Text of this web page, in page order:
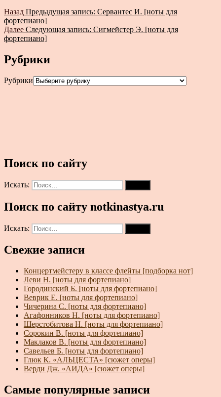
Назад Предыдущая запись: Сервантес И. [ноты для
фортепиано]
Далее Следующая запись: Сигмейстер Э. [ноты для
фортепиано]
Рубрики
Рубрики
Поиск по сайту
Искать:
Поиск по сайту notkinastya.ru
Искать:
Свежие записи
Концертмейстеру в классе флейты [подборка нот]
Леви Н. [ноты для фортепиано]
Городинский Б. [ноты для фортепиано]
Веврик Е. [ноты для фортепиано]
Чичерина С. [ноты для фортепиано]
Агафонников Н. [ноты для фортепиано]
Шерстобитова Н. [ноты для фортепиано]
Сорокин В. [ноты для фортепиано]
Маклаков В. [ноты для фортепиано]
Савельев Б. [ноты для фортепиано]
Глюк К. «АЛЬЦЕСТА» [сюжет оперы]
Верди Дж. «АИДА» [сюжет оперы]
Самые популярные записи